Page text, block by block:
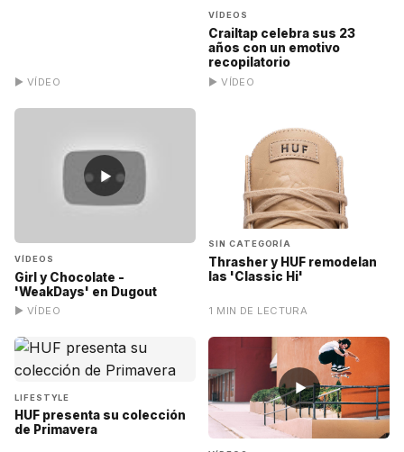
▶ VÍDEO
VÍDEOS
Crailtap celebra sus 23
años con un emotivo
recopilatorio
▶ VÍDEO
▶
VÍDEOS
Girl y Chocolate -
'WeakDays' en Dugout
▶ VÍDEO
SIN CATEGORÍA
Thrasher y HUF remodelan
las 'Classic Hi'
1 MIN DE LECTURA
LIFESTYLE
HUF presenta su colección
de Primavera
▶